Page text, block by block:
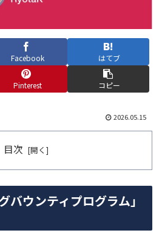
Facebook はてブ
Pinterest コピー
2026.05.15
目次
バウンティプログラム」